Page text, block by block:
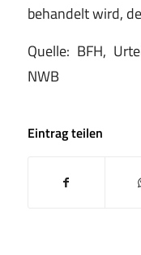
behandelt wird,
Quelle: BFH,
NWB
Eintrag teilen